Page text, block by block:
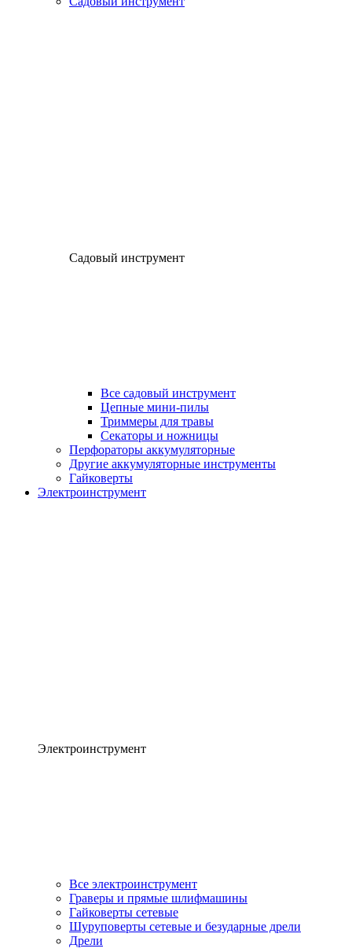
Садовый инструмент
Все садовый инструмент
Цепные мини-пилы
Триммеры для травы
Секаторы и ножницы
Перфораторы аккумуляторные
Другие аккумуляторные инструменты
Гайковерты
Электроинструмент
Электроинструмент
Все электроинструмент
Граверы и прямые шлифмашины
Гайковерты сетевые
Шуруповерты сетевые и безударные дрели
Дрели